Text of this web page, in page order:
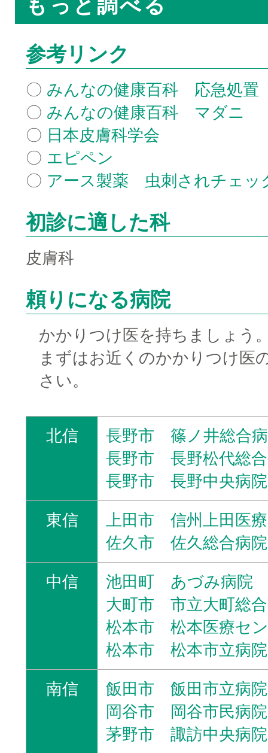
もっと調べる
参考リンク
〇 みんなの健康百科 応急処
〇 みんなの健康百科 マダニ
〇 日本皮膚科学会
〇 エピペン
〇 アース製薬 虫刺されチェッ
初診に適した科
皮膚科
頼りになる病院
かかりつけ医を持ちましょう
まずはお近くのかかりつけ医
さい。
北信
長野市 篠ノ井総合
長野市 長野松代総
長野市 長野中央病院
東信
上田市 信州上田医
佐久市 佐久総合病院
中信
池田町 あづみ病院
大町市 市立大町総
松本市 松本医療セ
松本市 松本市立病院
南信
飯田市 飯田市立病院
岡谷市 岡谷市民病院
茅野市 諏訪中央病院